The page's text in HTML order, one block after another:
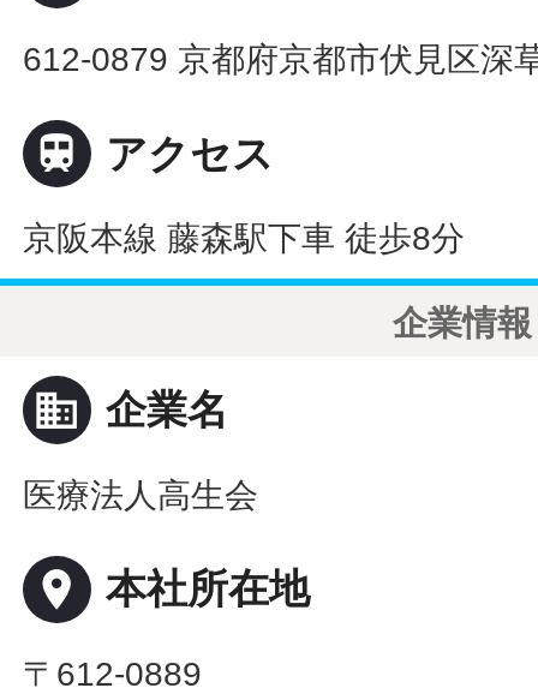
612-0879 京都府京都市伏見区深
 アクセス
京阪本線 藤森駅下車 徒歩8分
企業情報
business 企業名
医療法人高生会
place 本社所在地
〒612-0889